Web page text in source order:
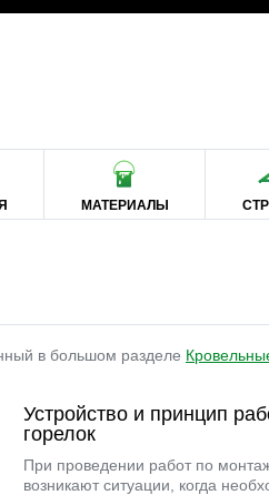
МАТЕРИАЛЫ
в большом разделе
Устройство и принцип
горелок
При проведении работ по
возникают ситуации, когда